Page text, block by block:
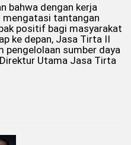
bahwa dengan kerja
mengatasi tantangan
positif bagi masyarakat
ke depan, Jasa Tirta II
pengelolaan sumber daya
Utama Jasa Tirta